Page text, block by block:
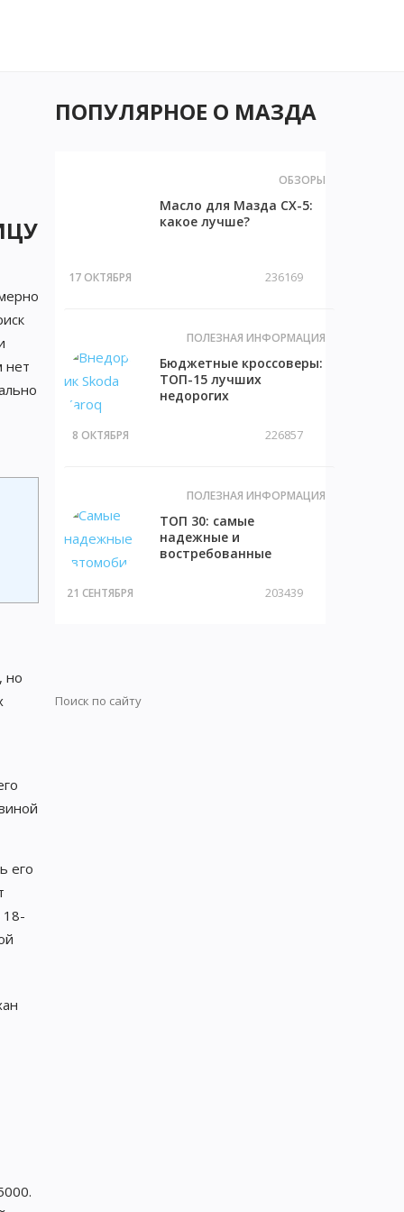
нет
но
его
18-
ПОПУЛЯРНОЕ О МАЗДА
17 ОКТЯБРЯ
ОБЗОРЫ
Масло для Мазда СХ-5:
какое лучше?
236169
8 ОКТЯБРЯ
ПОЛЕЗНАЯ ИНФОРМАЦИЯ
Бюджетные кроссоверы:
ТОП-15 лучших
недорогих
описанием и фото226857
21 СЕНТЯБРЯ
ПОЛЕЗНАЯ ИНФОРМАЦИЯ
ТОП 30: самые
надежные и
востребованные
203439